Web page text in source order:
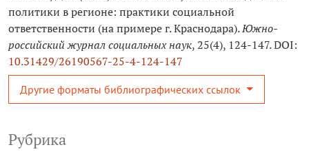
Рубрика
политики в регионе: практики социальной
ответственности (на примере г. Краснодара).Южно-
российский журнал социальных наук, 25(4), 124-147. DOI:
10.31429/26190567-25-4-124-147
Другие форматы библиографических ссылок